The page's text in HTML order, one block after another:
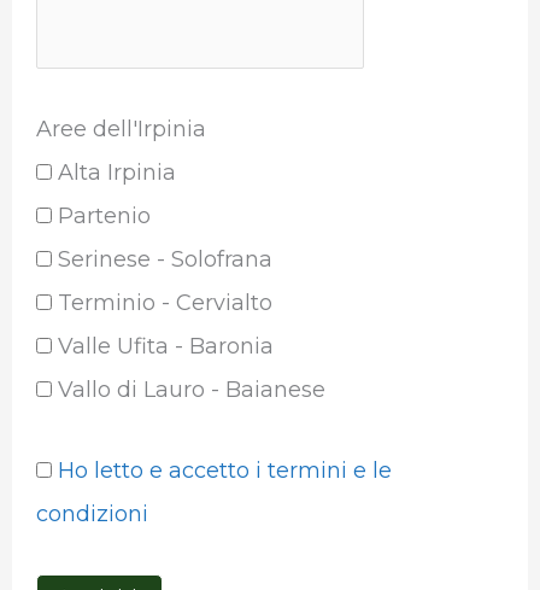
Aree dell'Irpinia
Alta Irpinia
Partenio
Serinese - Solofrana
Terminio - Cervialto
Valle Ufita - Baronia
Vallo di Lauro - Baianese
Ho letto e accetto i termini e le
condizioni